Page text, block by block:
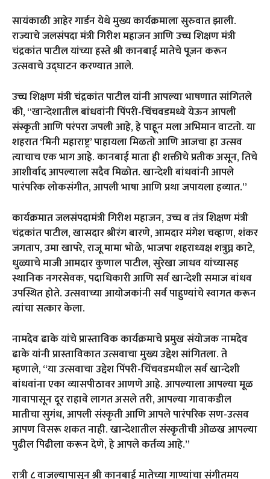
सायंकाळी आहेर गार्डन येथे मुख्य कार्यक्रमाला सुरुवात झाली.
राज्याचे जलसंपदा मंत्री गिरीश महाजन आणि उच्च शिक्षण मंत्री
चंद्रकांत पाटील यांच्या हस्ते श्री कानबाई मातेचे पूजन करून
उत्सवाचे उद्घाटन करण्यात आले.
उच्च शिक्षण मंत्री चंद्रकांत पाटील यांनी आपल्या भाषणात सांगितले
की, “खान्देशातील बांधवांनी पिंपरी-चिंचवडमध्ये येऊन आपली
संस्कृती आणि परंपरा जपली आहे, हे पाहून मला अभिमान वाटतो. या
शहरात ‘मिनी महाराष्ट्र’ पाहायला मिळतो आणि आजचा हा उत्सव
त्याचाच एक भाग आहे. कानबाई माता ही शक्तीचे प्रतीक असून, तिचे
आशीर्वाद आपल्याला सदैव मिळोत. खान्देशी बांधवांनी आपले
पारंपरिक लोकसंगीत, आपली भाषा आणि प्रथा जपायला हव्यात.”
कार्यक्रमात जलसंपदामंत्री गिरीश महाजन, उच्च व तंत्र शिक्षण मंत्री
चंद्रकांत पाटील, खासदार श्रीरंग बारणे, आमदार मंगेश चव्हाण, शंकर
जगताप, उमा खापरे, राजू मामा भोळे, भाजपा शहराध्यक्ष शत्रुघ्न काटे,
धुळ्याचे माजी आमदार कुणाल पाटील, सुरेखा जाधव यांच्यासह
स्थानिक नगरसेवक, पदाधिकारी आणि सर्व खान्देशी समाज बांधव
उपस्थित होते. उत्सवाच्या आयोजकांनी सर्व पाहुण्यांचे स्वागत करून
त्यांचा सत्कार केला.
नामदेव ढाके यांचे प्रास्ताविककार्यक्रमाचे प्रमुख संयोजक नामदेव
ढाके यांनी प्रास्ताविकात उत्सवाचा मुख्य उद्देश सांगितला. ते
म्हणाले, “या उत्सवाचा उद्देश पिंपरी-चिंचवडमधील सर्व खान्देशी
बांधवांना एका व्यासपीठावर आणणे आहे. आपल्याला आपल्या मूळ
गावापासून दूर राहावे लागत असले तरी, आपल्या गावाकडील
मातीचा सुगंध, आपली संस्कृती आणि आपले पारंपरिक सण-उत्सव
आपण विसरू शकत नाही. खान्देशातील संस्कृतीची ओळख आपल्या
पुढील पिढीला करून देणे, हे आपले कर्तव्य आहे.”
रात्री ८ वाजल्यापासून श्री कानबाई मातेच्या गाण्यांचा संगीतमय